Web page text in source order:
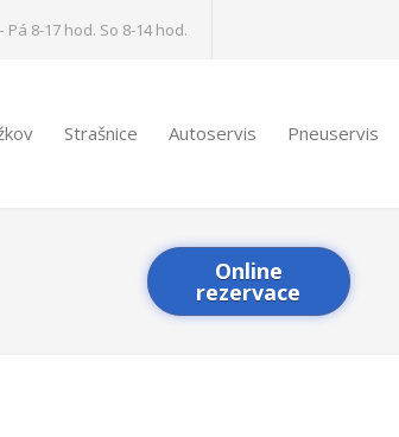
Pá 8-17 hod. So 8-14 hod.
Strašnice Autoservis Pneuservis
Online
rezervace